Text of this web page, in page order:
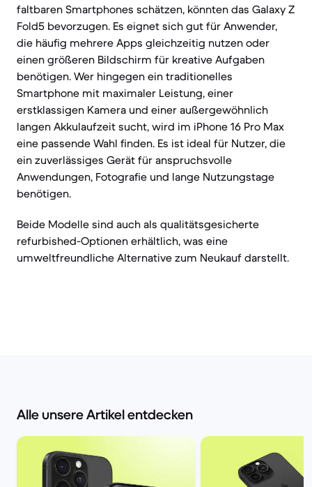
faltbaren Smartphones schätzen, könnten das Galaxy Z
Fold5 bevorzugen. Es eignet sich gut für Anwender,
die häufig mehrere Apps gleichzeitig nutzen oder
einen größeren Bildschirm für kreative Aufgaben
benötigen. Wer hingegen ein traditionelles
Smartphone mit maximaler Leistung, einer
erstklassigen Kamera und einer außergewöhnlich
langen Akkulaufzeit sucht, wird im iPhone 16 Pro Max
eine passende Wahl finden. Es ist ideal für Nutzer, die
ein zuverlässiges Gerät für anspruchsvolle
Anwendungen, Fotografie und lange Nutzungstage
benötigen.
Beide Modelle sind auch als qualitätsgesicherte
refurbished-Optionen erhältlich, was eine
umweltfreundliche Alternative zum Neukauf darstellt.
Alle unsere Artikel entdecken